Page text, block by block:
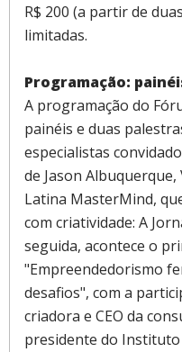
R$ 200 (a partir de
limitadas.
Programação:
A programação do
painéis e duas
especialistas
de Jason
Latina MasterMind,
com criatividade: A
seguida, acontece o
"Empreendedorismo
desafios", com a
criadora e CEO da
presidente do Instituto